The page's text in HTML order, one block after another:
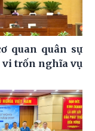
quan quân sự
vi trốn nghĩa vụ